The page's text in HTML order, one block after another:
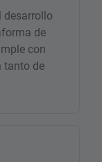
desarrollo
de
con
tanto de